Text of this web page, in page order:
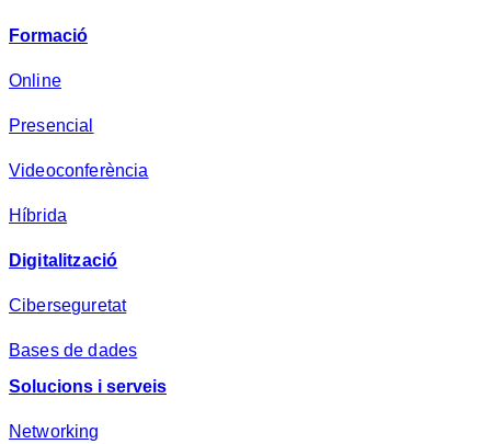
v
d
s
a
Formació
Online
Presencial
Videoconferència
Híbrida
Digitalització
Ciberseguretat
Bases de dades
Solucions i serveis
Networking